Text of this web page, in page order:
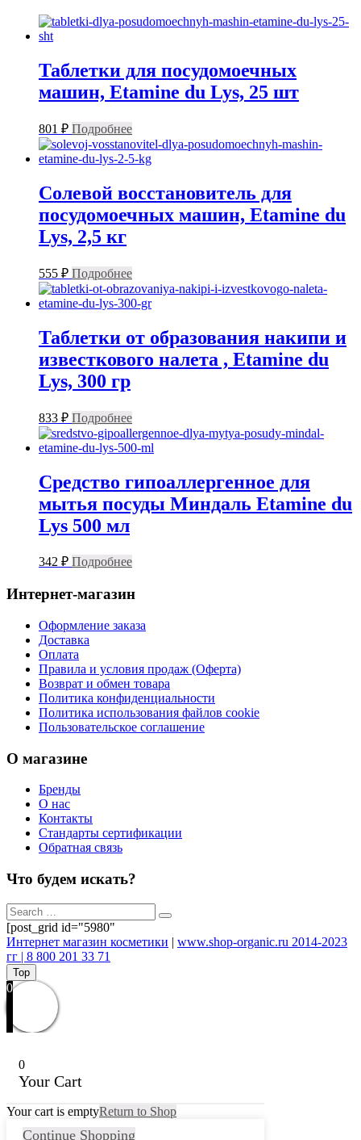
Таблетки для посудомоечных
машин, Etamine du Lys, 25 шт
801 ₽ Подробнее
Солевой восстановитель для
посудомоечных машин, Etamine du
Lys, 2,5 кг
555 ₽ Подробнее
Таблетки от образования накипи и
известкового налета , Etamine du
Lys, 300 гр
833 ₽ Подробнее
Средство гипоаллергенное для
мытья посуды Миндаль Etamine du
Lys 500 мл
342 ₽ Подробнее
Интернет-магазин
Оформление заказа
Доставка
Оплата
Правила и условия продаж (Оферта)
Возврат и обмен товара
Политика конфиденциальности
Политика использования файлов cookie
Пользовательское соглашение
О магазине
Бренды
О нас
Контакты
Стандарты сертификации
Обратная связь
Что будем искать?
[post_grid id="5980"
Интернет магазин косметики | www.shop-organic.ru 2014-2023
гг | 8 800 201 33 71
Top
0
0
Your Cart
Your cart is emptyReturn to Shop
Continue Shopping